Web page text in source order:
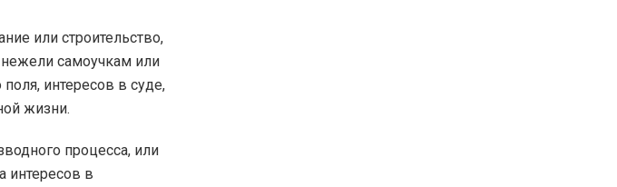
или строительство,
нежели самоучкам или
интересов в суде,
жизни.
процесса, или
интересов в